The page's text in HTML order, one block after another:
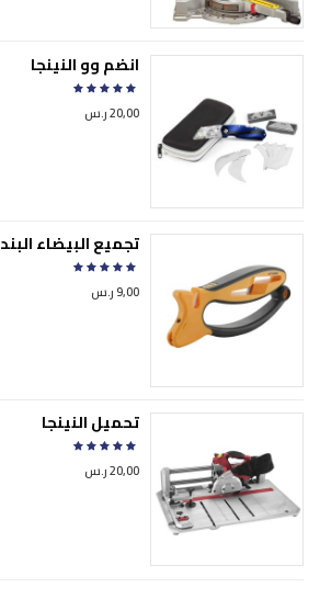
انضم وو النينجا
20,00ر.س
تجميع البيضاء البند
9,00ر.س
تحميل النينجا
20,00ر.س